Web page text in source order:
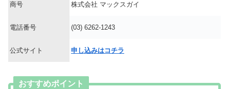
商号 株式会社 マックスガイ
電話番号 (03) 6262-1243
公式サイト 申し込みはコチラ
おすすめポイント